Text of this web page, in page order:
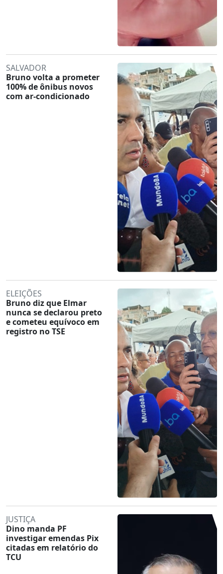
SALVADOR
Bruno volta a prometer
100% de ônibus novos
com ar-condicionado
ELEIÇÕES
Bruno diz que Elmar
nunca se declarou preto
e cometeu equívoco em
registro no TSE
JUSTIÇA
Dino manda PF
investigar emendas Pix
citadas em relatório do
TCU